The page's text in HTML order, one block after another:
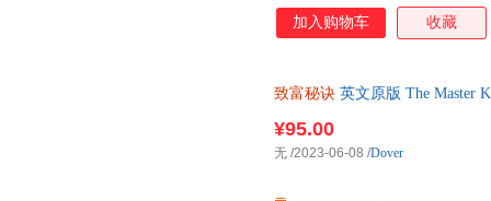
加入购物车 收藏
致富秘诀 英文原版 The Master
¥95.00
无 /2023-06-08 /Dover